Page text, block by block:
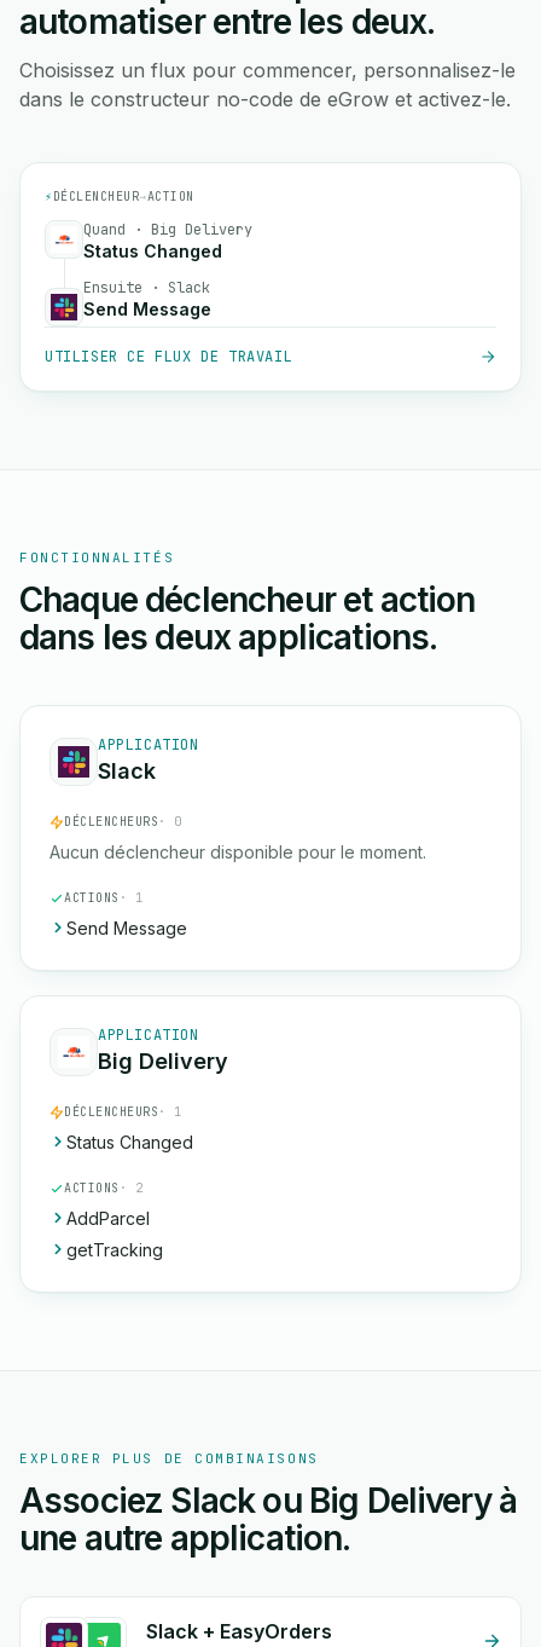
automatiser entre les deux.
Choisissez un flux pour commencer, personnalisez-le
dans le constructeur no-code de eGrow et activez-le.
⚡ DÉCLENCHEUR→ACTION
Quand · Big Delivery
Status Changed
Ensuite · Slack
Send Message
UTILISER CE FLUX DE TRAVAIL
FONCTIONNALITÉS
Chaque déclencheur et action
dans les deux applications.
APPLICATION
Slack
DÉCLENCHEURS · 0
Aucun déclencheur disponible pour le moment.
ACTIONS · 1
Send Message
APPLICATION
Big Delivery
DÉCLENCHEURS · 1
Status Changed
ACTIONS · 2
AddParcel
getTracking
EXPLORER PLUS DE COMBINAISONS
Associez Slack ou Big Delivery à
une autre application.
Slack + EasyOrders